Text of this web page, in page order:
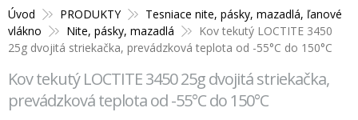
Úvod PRODUKTY
Tesniace nite, pásky, mazadlá, ľanové
vlákno
Nite, pásky, mazadlá
Kov tekutý LOCTITE 3450
25g dvojitá striekačka, prevádzková teplota od -55°C do 150°C
Kov tekutý LOCTITE 3450 25g dvojitá striekačka,
prevádzková teplota od -55°C do 150°C